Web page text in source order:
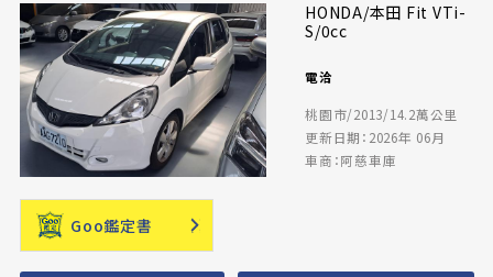
HONDA/本田 Fit VTi-
S/0cc
電洽
桃園市/2013/14.2萬公里
更新日期：2026年 06月
車商：阿慈車庫
Goo鑑定書